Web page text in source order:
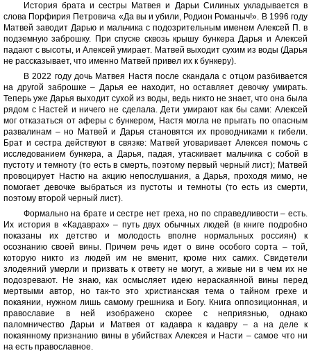
История брата и сестры Матвея и Дарьи Силиных укладывается в
слова Порфирия Петровича «Да вы и убили, Родион Романыч!». В 1996 году
Матвей заводит Дарью и мальчика с подозрительным именем Алексей П. в
подземную заброшку. При спуске сквозь крышу бункера Дарья и Алексей
падают с высоты, и Алексей умирает. Матвей выходит сухим из воды (Дарья
не рассказывает, что именно Матвей привел их к бункеру).
В 2022 году дочь Матвея Настя после скандала с отцом разбивается
на другой заброшке – Дарья ее находит, но оставляет девочку умирать.
Теперь уже Дарья выходит сухой из воды, ведь никто не знает, что она была
рядом с Настей и ничего не сделала. Дети умирают как бы сами: Алексей
мог отказаться от аферы с бункером, Настя могла не прыгать по опасным
развалинам – но Матвей и Дарья становятся их проводниками к гибели.
Брат и сестра действуют в связке: Матвей уговаривает Алексея помочь с
исследованием бункера, а Дарья, падая, утаскивает мальчика с собой в
пустоту и темноту (то есть в смерть, поэтому первый черный лист); Матвей
провоцирует Настю на акцию непослушания, а Дарья, проходя мимо, не
помогает девочке выбраться из пустоты и темноты (то есть из смерти,
поэтому второй черный лист).
Формально на брате и сестре нет греха, но по справедливости – есть.
Их история в «Кадаврах» – путь двух обычных людей (в книге подробно
показаны их детство и молодость вполне нормальных россиян) к
осознанию своей вины. Причем речь идет о вине особого сорта – той,
которую никто из людей им не вменит, кроме них самих. Свидетели
злодеяний умерли и призвать к ответу не могут, а живые ни в чем их не
подозревают. Не знаю, как осмысляет идею нераскаянной вины перед
мертвыми автор, но так-то это христианская тема о тайном грехе и
покаянии, нужном лишь самому грешника и Богу. Книга оппозиционная, и
православие в ней изображено скорее с неприязнью, однако
паломничество Дарьи и Матвея от кадавра к кадавру – а на деле к
покаянному признанию вины в убийствах Алексея и Насти – самое что ни
на есть православное.